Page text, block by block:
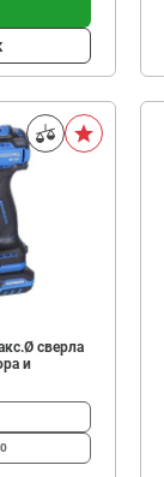
сверла
и